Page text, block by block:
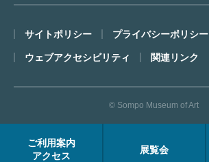
ご利用案内
アクセス
展覧会
ごあいさつ
コンセプト
沿革
FACEアーカイブス
サイトポリシー プライバシーポリシー
ウェブアクセシビリティ 関連リンク
© Sompo Museum of Art